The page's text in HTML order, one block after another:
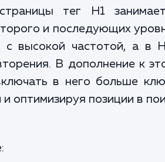
тег H1
и последующих
с высокой частотой, а в
В дополнение к
в него больше
оптимизируя позиции в